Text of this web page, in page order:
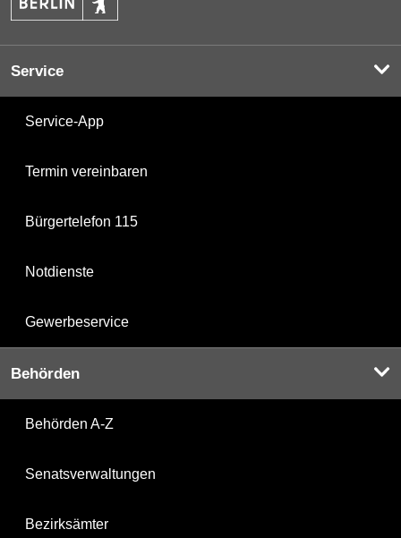
Service
Service-App
Termin vereinbaren
Bürgertelefon 115
Notdienste
Gewerbeservice
Behörden
Behörden A-Z
Senatsverwaltungen
Bezirksämter